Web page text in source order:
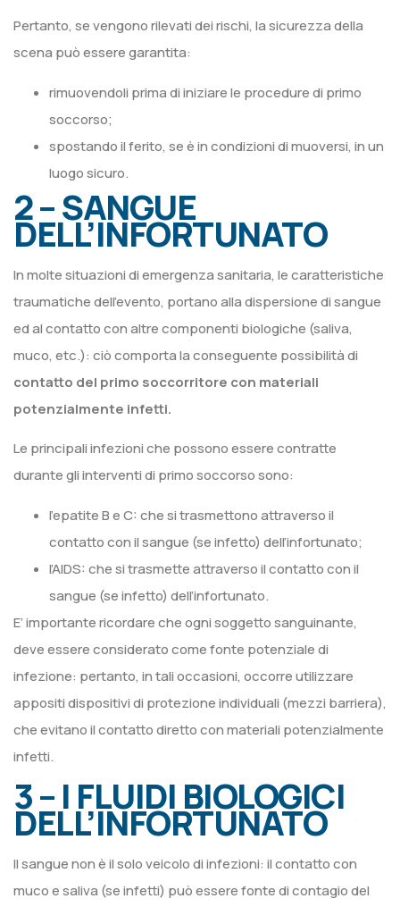
Pertanto, se vengono rilevati dei rischi, la sicurezza della
scena può essere garantita:
rimuovendoli prima di iniziare le procedure di primo
soccorso;
spostando il ferito, se è in condizioni di muoversi, in un
luogo sicuro.
2 – SANGUE
DELL’INFORTUNATO
In molte situazioni di emergenza sanitaria, le caratteristiche
traumatiche dell’evento, portano alla dispersione di sangue
ed al contatto con altre componenti biologiche (saliva,
muco, etc.): ciò comporta la conseguente possibilità di
contatto del primo soccorritore con materiali
potenzialmente infetti.
Le principali infezioni che possono essere contratte
durante gli interventi di primo soccorso sono:
l’epatite B e C: che si trasmettono attraverso il
contatto con il sangue (se infetto) dell’infortunato;
l’AIDS: che si trasmette attraverso il contatto con il
sangue (se infetto) dell’infortunato.
E’ importante ricordare che ogni soggetto sanguinante,
deve essere considerato come fonte potenziale di
infezione: pertanto, in tali occasioni, occorre utilizzare
appositi dispositivi di protezione individuali (mezzi barriera),
che evitano il contatto diretto con materiali potenzialmente
infetti.
3 – I FLUIDI BIOLOGICI
DELL’INFORTUNATO
Il sangue non è il solo veicolo di infezioni: il contatto con
muco e saliva (se infetti) può essere fonte di contagio del